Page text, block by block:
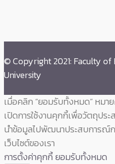
© Copyright 2021: Faculty of
University
เมื่อคลิก “ยอมรับทั้งหมด” หมา
เปิดการใช้งานคุกกี้เพื่อวัตถุประ
นำข้อมูลไปพัฒนาประสบการณ์ก
เว็บไซต์ของเรา
การตั้งค่าคุกกี้ยอมรับทั้งหมด